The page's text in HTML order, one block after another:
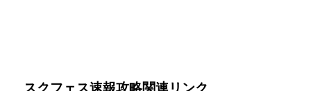
スクフェス速報攻略関連リンク